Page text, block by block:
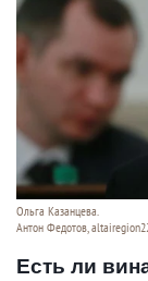
Ольга Казанцева.
Антон Федотов,
Есть ли